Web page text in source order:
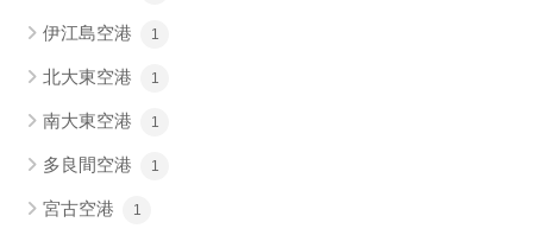
伊江島空港 1
北大東空港 1
南大東空港 1
多良間空港 1
宮古空港 1